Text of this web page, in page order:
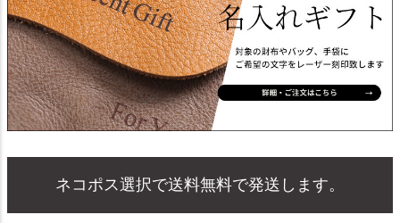
ネコポス選択で送料無料で発送します。